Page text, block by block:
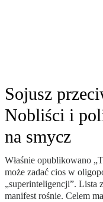
Sojusz
Nobliści i
na smycz
Właśnie opublikowano
może zadać cios w
„superinteligencji”. Lista
manifest rośnie. Celem